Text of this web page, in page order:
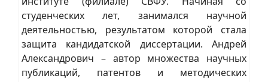
студенческих лет, занимался научной
деятельностью, результатом которой стала
защита кандидатской диссертации. Андрей
Александрович – автор множества научных
публикаций, патентов и методических